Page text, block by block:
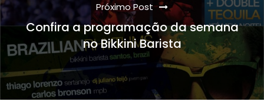
Próximo Post
Confira a programação da semana
no Bikkini Barista